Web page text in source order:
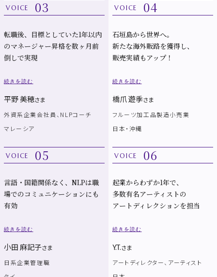
VOICE 03
転職後、目標としていた1年以内
のマネージャー昇格を数ヶ月前
倒しで実現
続きを読む
平野 美穂さま
外資系企業会社員、NLPコーチ
マレーシア
VOICE 04
石垣島から世界へ。
新たな海外販路を獲得し、
販売実績もアップ！
続きを読む
橋爪 遊季さま
フルーツ加工品製造小売業
日本・沖縄
VOICE 05
言語・国籍関係なく、NLPは職
場でのコミュニケーションにも
有効
続きを読む
小田 麻記子さま
日系企業管理職
VOICE 06
起業からわずか1年で、
多数有名アーティストの
アートディレクションを担当
続きを読む
Y.T.さま
アートディレクター、アーティスト